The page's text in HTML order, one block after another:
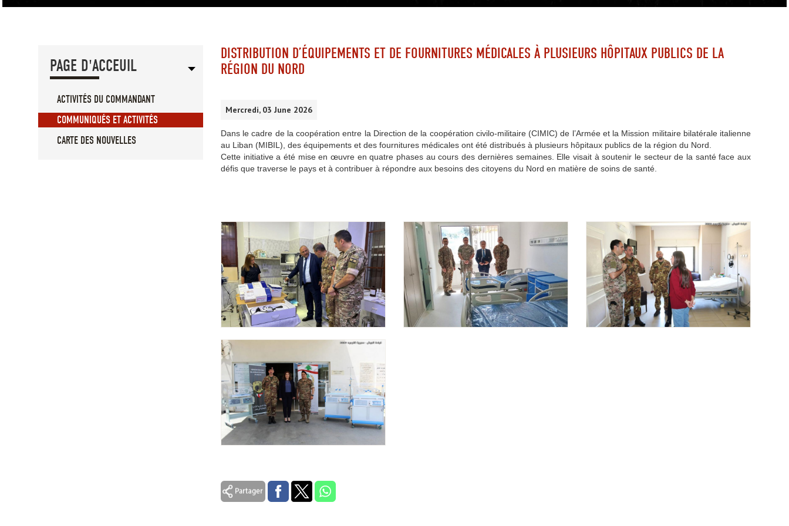
PAGE D'ACCEUIL
ACTIVITÉS DU COMMANDANT
COMMUNIQUÉS ET ACTIVITÉS
CARTE DES NOUVELLES
DISTRIBUTION D’ÉQUIPEMENTS ET DE FOURNITURES MÉDICALES À PLUSIEURS HÔPITAUX PUBLICS DE LA
RÉGION DU NORD
Mercredi, 03 June 2026
Dans le cadre de la coopération entre la Direction de la coopération civilo-militaire (CIMIC) de l’Armée et la Mission militaire bilatérale italienne
au Liban (MIBIL), des équipements et des fournitures médicales ont été distribués à plusieurs hôpitaux publics de la région du Nord.
Cette initiative a été mise en œuvre en quatre phases au cours des dernières semaines. Elle visait à soutenir le secteur de la santé face aux
défis que traverse le pays et à contribuer à répondre aux besoins des citoyens du Nord en matière de soins de santé.